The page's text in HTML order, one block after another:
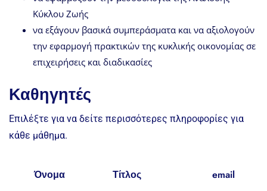
Κύκλου Ζωής
να εξάγουν βασικά συμπεράσματα και να αξιολογούν
την εφαρμογή πρακτικών της κυκλικής οικονομίας σε
επιχειρήσεις και διαδικασίες
Καθηγητές
Επιλέξτε για να δείτε περισσότερες πληροφορίες για
κάθε μάθημα.
Όνομα Τίτλος email